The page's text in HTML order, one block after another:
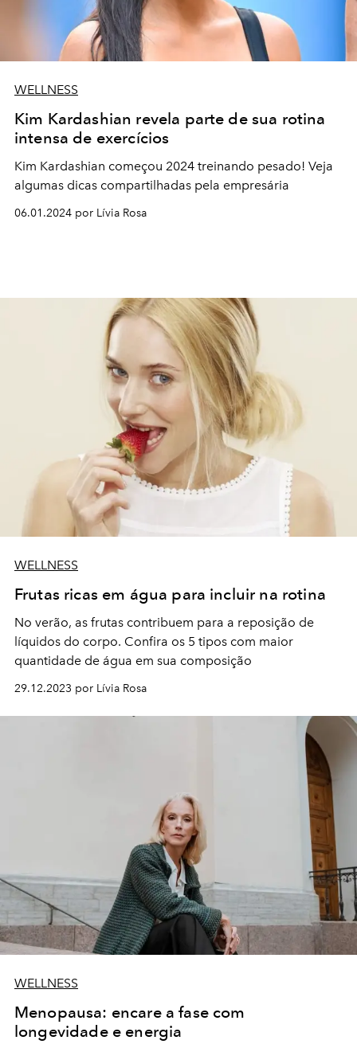
WELLNESS
Kim Kardashian revela parte de sua rotina
intensa de exercícios
Kim Kardashian começou 2024 treinando pesado! Veja
algumas dicas compartilhadas pela empresária
06.01.2024 por Lívia Rosa
WELLNESS
Frutas ricas em água para incluir na rotina
No verão, as frutas contribuem para a reposição de
líquidos do corpo. Confira os 5 tipos com maior
quantidade de água em sua composição
29.12.2023 por Lívia Rosa
WELLNESS
Menopausa: encare a fase com
longevidade e energia